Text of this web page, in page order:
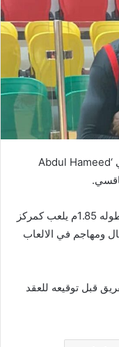
علمت TLive أن لاعب الكرة الطائرة الغاني ‘Abdul Hameed
الدولي الغاني من مواليد 16 نوفمبر 1996 طوله 1.85م يلعب كمركز
ومهاجم في الالعاب
قبل توقيعه للعقد